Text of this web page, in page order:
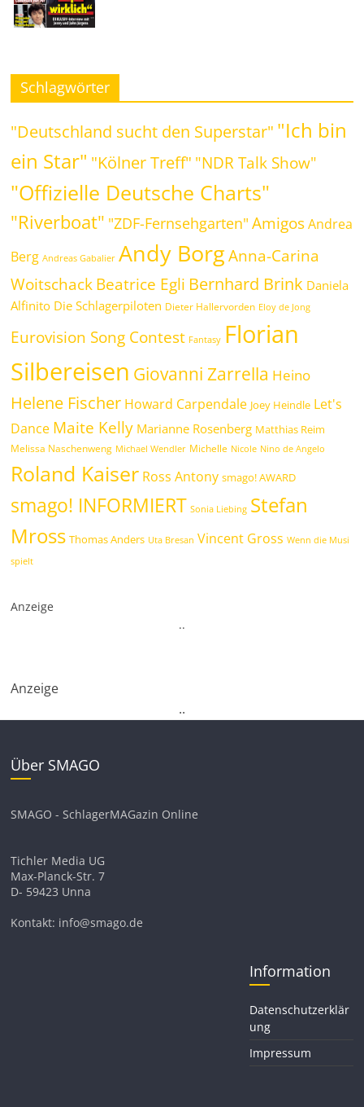
Schlagwörter
"Deutschland sucht den Superstar" "Ich bin
ein Star" "Kölner Treff" "NDR Talk Show"
"Offizielle Deutsche Charts"
"Riverboat" "ZDF-Fernsehgarten" Amigos Andrea
Berg Andreas Gabalier Andy Borg Anna-Carina
WoitschackBeatrice Egli Bernhard Brink Daniela
Alfinito Die Schlagerpiloten Dieter Hallervorden Eloy de Jong
Eurovision Song Contest Fantasy Florian
Silbereisen Giovanni Zarrella Heino
Helene Fischer Howard Carpendale Joey Heindle Let's
Dance Maite Kelly Marianne Rosenberg Matthias Reim
Melissa Naschenweng Michael Wendler Michelle Nicole Nino de Angelo
Roland Kaiser Ross Antony smago! AWARD
smago! INFORMIERT Sonia Liebing Stefan
Mross Thomas Anders Uta Bresan Vincent Gross Wenn die Musi
spielt
Anzeige
..
Anzeige
..
Über SMAGO
SMAGO - SchlagerMAGazin Online
Tichler Media UG
Max-Planck-Str. 7
D- 59423 Unna
Kontakt: info@smago.de
Information
Datenschutzerklär
ung
Impressum